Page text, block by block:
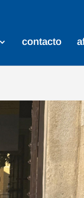
contacto